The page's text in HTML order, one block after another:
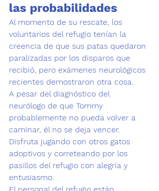
las probabilidades
Al momento de su rescate, los
voluntarios del refugio tenían la
creencia de que sus patas quedaron
paralizadas por los disparos que
recibió, pero exámenes neurológicos
recientes demostraron otra cosa.
A pesar del diagnóstico del
neurólogo de que Tommy
probablemente no pueda volver a
caminar, él no se deja vencer.
Disfruta jugando con otros gatos
adoptivos y correteando por los
pasillos del refugio con alegría y
entusiasmo.
El personal del refugio están